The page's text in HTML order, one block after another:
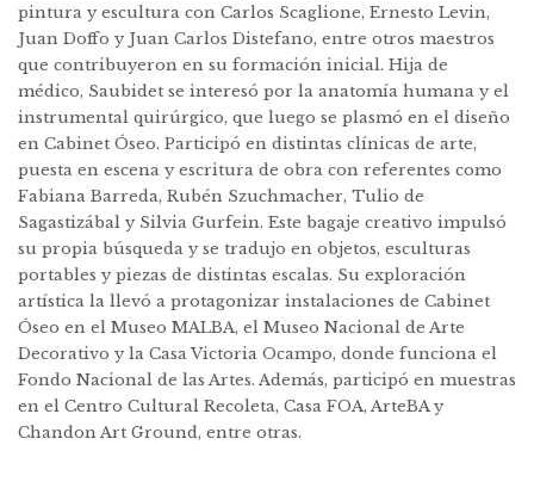
pintura y escultura con Carlos Scaglione, Ernesto Levin,
Juan Doffo y Juan Carlos Distefano, entre otros maestros
que contribuyeron en su formación inicial. Hija de
médico, Saubidet se interesó por la anatomía humana y el
instrumental quirúrgico, que luego se plasmó en el diseño
en Cabinet Óseo. Participó en distintas clínicas de arte,
puesta en escena y escritura de obra con referentes como
Fabiana Barreda, Rubén Szuchmacher, Tulio de
Sagastizábal y Silvia Gurfein. Este bagaje creativo impulsó
su propia búsqueda y se tradujo en objetos, esculturas
portables y piezas de distintas escalas. Su exploración
artística la llevó a protagonizar instalaciones de Cabinet
Óseo en el Museo MALBA, el Museo Nacional de Arte
Decorativo y la Casa Victoria Ocampo, donde funciona el
Fondo Nacional de las Artes. Además, participó en muestras
en el Centro Cultural Recoleta, Casa FOA, ArteBA y
Chandon Art Ground, entre otras.